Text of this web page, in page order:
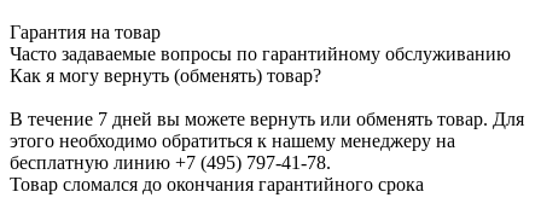
Гарантия на товар
Часто задаваемые вопросы по гарантийному обслуживанию
Как я могу вернуть (обменять) товар?
В течение 7 дней вы можете вернуть или обменять товар. Для
этого необходимо обратиться к нашему менеджеру на
бесплатную линию +7 (495) 797-41-78.
Товар сломался до окончания гарантийного срока